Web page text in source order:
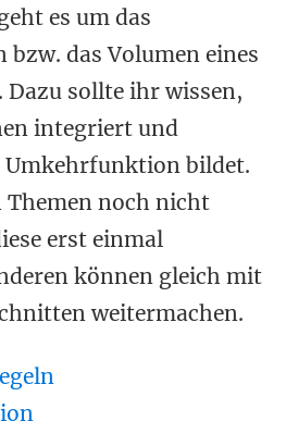
es um das
das Volumen eines
sollte ihr wissen,
integriert und
Umkehrfunktion bildet.
Themen noch nicht
erst einmal
können gleich mit
weitermachen.